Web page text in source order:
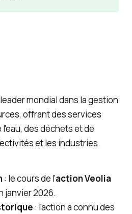
mondial dans la gestion
offrant des services
des déchets et de
et les industries.
: le cours de l'action Veolia
janvier 2026.
: l'action a connu des